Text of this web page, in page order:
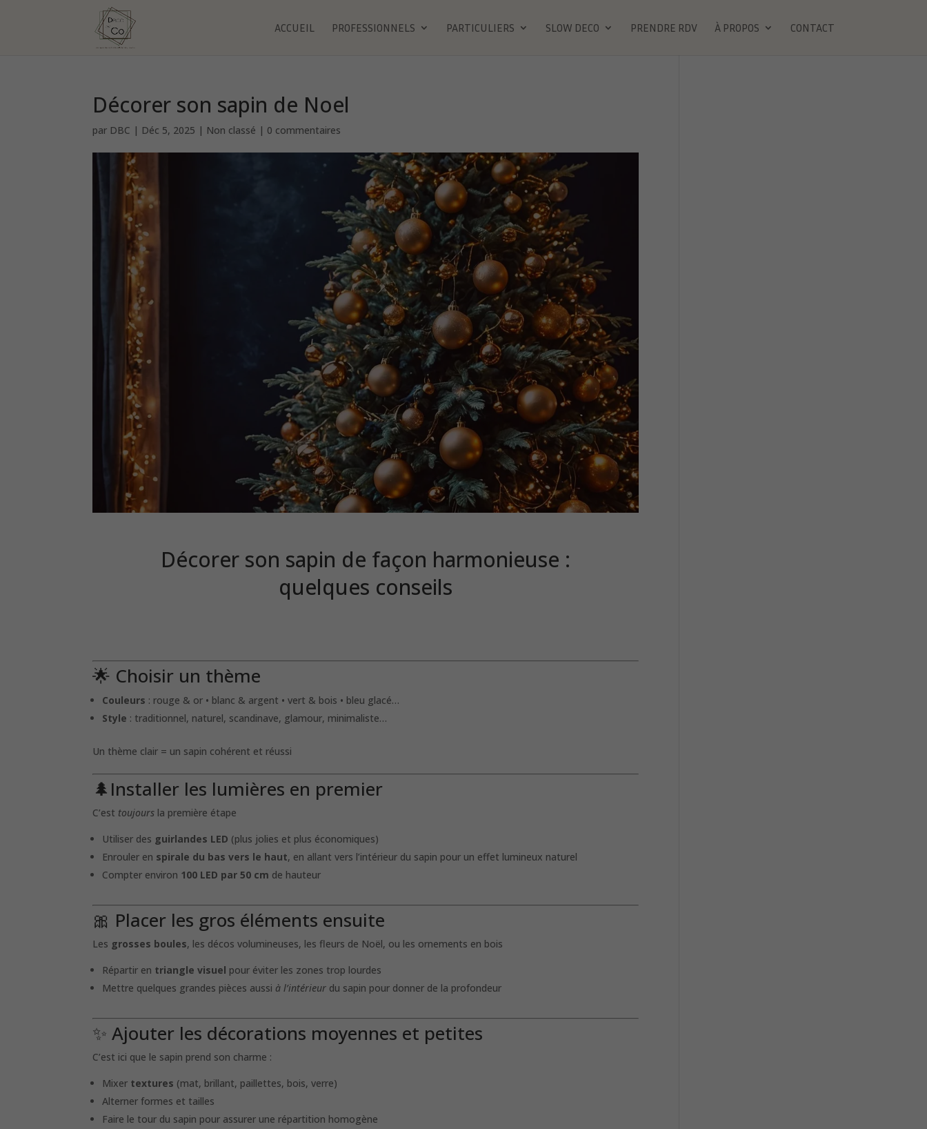
ACCUEIL PROFESSIONNELS PARTICULIERS SLOW DECO PRENDRE RDV À PROPOS CONTACT
Décorer son sapin de Noel
par DBC | Déc 5, 2025 | Non classé | 0 commentaires
Décorer son sapin de façon harmonieuse :
quelques conseils
🌟 Choisir un thème
Couleurs : rouge & or • blanc & argent • vert & bois • bleu glacé…
Style : traditionnel, naturel, scandinave, glamour, minimaliste…
Un thème clair = un sapin cohérent et réussi
🌲Installer les lumières en premier
C’est toujours la première étape
Utiliser des guirlandes LED (plus jolies et plus économiques)
Enrouler en spirale du bas vers le haut, en allant vers l’intérieur du sapin pour un effet lumineux naturel
Compter environ 100 LED par 50 cm de hauteur
🎀 Placer les gros éléments ensuite
Les grosses boules, les décos volumineuses, les fleurs de Noël, ou les ornements en bois
Répartir en triangle visuel pour éviter les zones trop lourdes
Mettre quelques grandes pièces aussi à l’intérieur du sapin pour donner de la profondeur
✨ Ajouter les décorations moyennes et petites
C’est ici que le sapin prend son charme :
Mixer textures (mat, brillant, paillettes, bois, verre)
Alterner formes et tailles
Faire le tour du sapin pour assurer une répartition homogène